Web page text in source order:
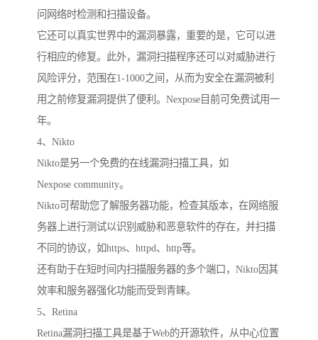
问网络时检测和扫描设备。
它还可以真实世界中的漏洞暴露，重要的是，它可以进
行相应的修复。此外，漏洞扫描程序还可以对威胁进行
风险评分，范围在1-1000之间，从而为安全在漏洞被利
用之前修复漏洞提供了便利。Nexpose目前可免费试用一
年。
4、Nikto
Nikto是另一个免费的在线漏洞扫描工具，如
Nexpose community。
Nikto可帮助您了解服务器功能，检查其版本，在网络服
务器上进行测试以识别威胁和恶意软件的存在，并扫描
不同的协议，如https、httpd、http等。
还有助于在短时间内扫描服务器的多个端口，Nikto因其
效率和服务器强化功能而受到青睐。
5、Retina
Retina漏洞扫描工具是基于Web的开源软件，从中心位置